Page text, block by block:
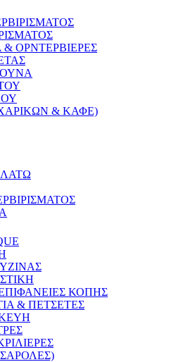
& ΟΡΝΤΕΡΒΙΕΡΕΣ
& ΚΑΦΕ)
ΚΟΠΗΣ
& ΠΕΤΣΕΤΕΣ